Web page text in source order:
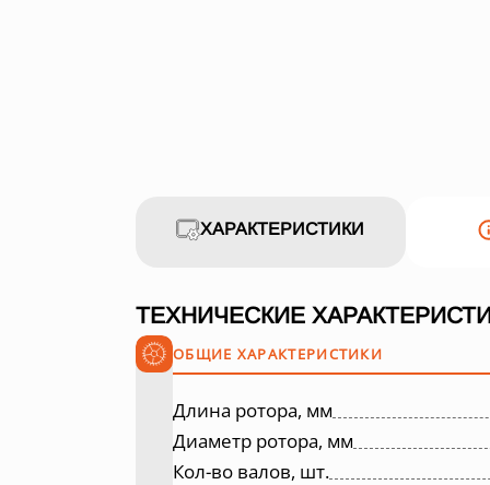
ХАРАКТЕРИСТИКИ
ТЕХНИЧЕСКИЕ
ОБЩИЕ ХАРАКТЕРИСТИКИ
Длина ротора, мм
Диаметр ротора, мм
Кол-во валов, шт.